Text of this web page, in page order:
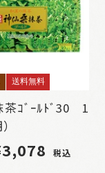
送料無料
茶ｺﾞｰﾙﾄﾞ30 1
税込